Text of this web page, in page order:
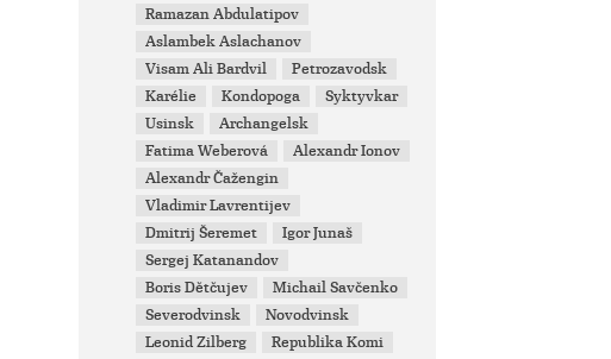
Ramazan Abdulatipov
Aslambek Aslachanov
Visam Ali Bardvil
Petrozavodsk
Karélie
Kondopoga
Syktyvkar
Usinsk
Archangelsk
Fatima Weberová
Alexandr Ionov
Alexandr Čažengin
Vladimir Lavrentijev
Dmitrij Šeremet
Igor Junaš
Sergej Katanandov
Boris Dětčujev
Michail Savčenko
Severodvinsk
Novodvinsk
Leonid Zilberg
Republika Komi